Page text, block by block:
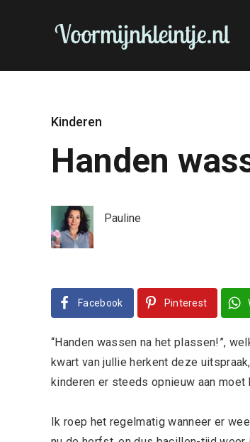
Kinderen
Handen
Pauline
Facebook Pinterest
“Handen wassen na het plassen!”,
kwart van jullie herkent deze
kinderen er steeds opnieuw aan moet
Ik roep het regelmatig wanneer er